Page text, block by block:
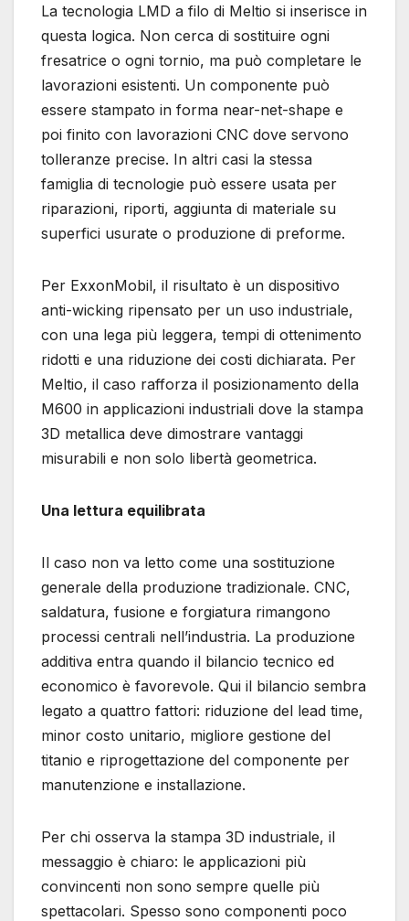
La tecnologia LMD a filo di Meltio si inserisce in
questa logica. Non cerca di sostituire ogni
fresatrice o ogni tornio, ma può completare le
lavorazioni esistenti. Un componente può
essere stampato in forma near-net-shape e
poi finito con lavorazioni CNC dove servono
tolleranze precise. In altri casi la stessa
famiglia di tecnologie può essere usata per
riparazioni, riporti, aggiunta di materiale su
superfici usurate o produzione di preforme.
Per ExxonMobil, il risultato è un dispositivo
anti-wicking ripensato per un uso industriale,
con una lega più leggera, tempi di ottenimento
ridotti e una riduzione dei costi dichiarata. Per
Meltio, il caso rafforza il posizionamento della
M600 in applicazioni industriali dove la stampa
3D metallica deve dimostrare vantaggi
misurabili e non solo libertà geometrica.
Una lettura equilibrata
Il caso non va letto come una sostituzione
generale della produzione tradizionale. CNC,
saldatura, fusione e forgiatura rimangono
processi centrali nell’industria. La produzione
additiva entra quando il bilancio tecnico ed
economico è favorevole. Qui il bilancio sembra
legato a quattro fattori: riduzione del lead time,
minor costo unitario, migliore gestione del
titanio e riprogettazione del componente per
manutenzione e installazione.
Per chi osserva la stampa 3D industriale, il
messaggio è chiaro: le applicazioni più
convincenti non sono sempre quelle più
spettacolari. Spesso sono componenti poco